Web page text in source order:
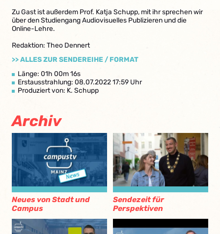
Zu Gast ist außerdem Prof. Katja Schupp, mit ihr sprechen wir
über den Studiengang Audiovisuelles Publizieren und die
Online-Lehre.
Redaktion: Theo Dennert
>> ALLES ZUR SENDEREIHE / FORMAT
Länge: 01h 00m 16s
Erstausstrahlung: 08.07.2022 17:59 Uhr
Produziert von: K. Schupp
Archiv
Neues von Stadt und
Campus
Sendezeit für
Perspektiven